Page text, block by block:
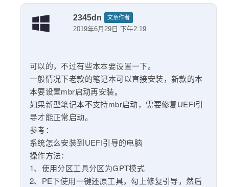
2345dn 文章作者
2019年6月29日 下午2:19
可以的，不过有些本本要设置一下。
一般情况下老款的笔记本可以直接安装，新款的本
本要设置mbr启动再安装。
如果新型笔记本不支持mbr启动，需要修复UEFI引
导才能正常启动。
参考：
系统怎么安装到UEFI引导的电脑
操作方法：
1、使用分区工具分区为GPT模式
2、PE下使用一键还原工具，勾上修复引导，然后